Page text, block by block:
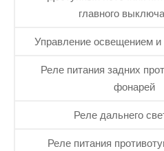
главного
Управление освещением и
Реле питания задних
фонарей
Реле дальнего
Реле питания